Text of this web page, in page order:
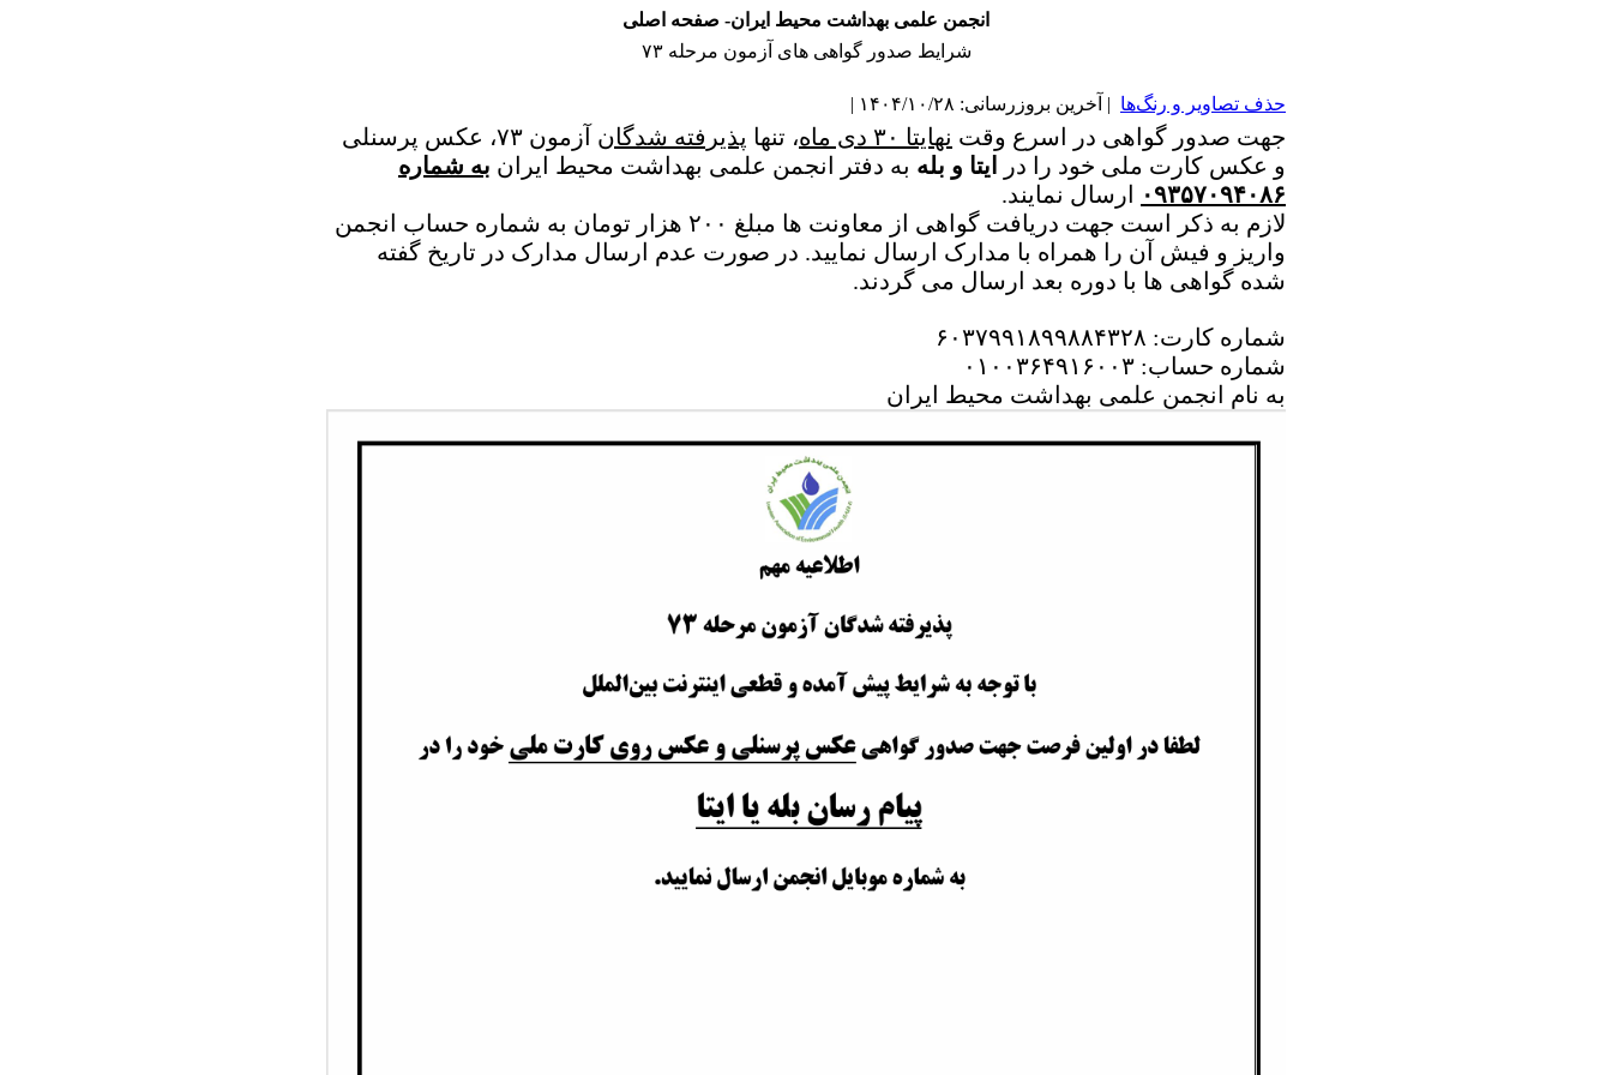
انجمن علمی بهداشت محیط ایران- صفحه اصلی
شرایط صدور گواهی های آزمون مرحله ۷۳
حذف تصاویر و رنگ‌ها | آخرین بروزرسانی: ۱۴۰۴/۱۰/۲۸ |
جهت صدور گواهی در اسرع وقت نهایتا ۳۰ دی ماه ، تنها پذیرفته شدگان
آزمون ۷۳، عکس پرسنلی
و عکس کارت ملی خود را در
ایتا و بله به دفتر انجمن علمی بهداشت محیط ایران به شماره
۰۹۳۵۷۰۹۴۰۸۶
ارسال نمایند.
لازم به ذکر است جهت دریافت گواهی از معاونت ها مبلغ ۲۰۰ هزار تومان به شماره حساب انجمن
واریز و فیش آن را همراه با مدارک ارسال نمایید. در صورت عدم ارسال مدارک در تاریخ گفته
شده گواهی ها با دوره بعد ارسال می گردند.
شماره کارت: ۶۰۳۷۹۹۱۸۹۹۸۸۴۳۲۸
شماره حساب: ۰۱۰۰۳۶۴۹۱۶۰۰۳
به نام انجمن علمی بهداشت محیط ایران